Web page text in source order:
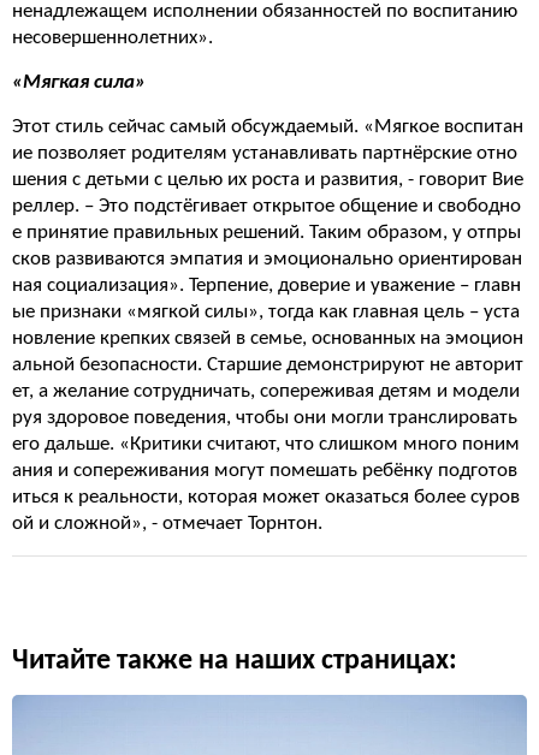
ненадлежащем исполнении обязанностей по воспитанию
несовершеннолетних».
«Мягкая сила»
Этот стиль сейчас самый обсуждаемый. «Мягкое воспитан
ие позволяет родителям устанавливать партнёрские отно
шения с детьми с целью их роста и развития, - говорит Вие
реллер. – Это подстёгивает открытое общение и свободно
е принятие правильных решений. Таким образом, у отпры
сков развиваются эмпатия и эмоционально ориентирован
ная социализация». Терпение, доверие и уважение – главн
ые признаки «мягкой силы», тогда как главная цель – уста
новление крепких связей в семье, основанных на эмоцион
альной безопасности. Старшие демонстрируют не авторит
ет, а желание сотрудничать, сопереживая детям и модели
руя здоровое поведения, чтобы они могли транслировать
его дальше. «Критики считают, что слишком много поним
ания и сопереживания могут помешать ребёнку подготов
иться к реальности, которая может оказаться более суров
ой и сложной», - отмечает Торнтон.
Читайте также на наших страницах: